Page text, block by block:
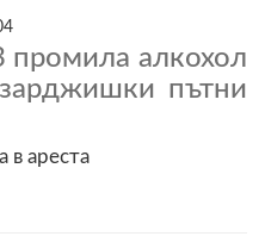
промила алкохол
пътни
в ареста